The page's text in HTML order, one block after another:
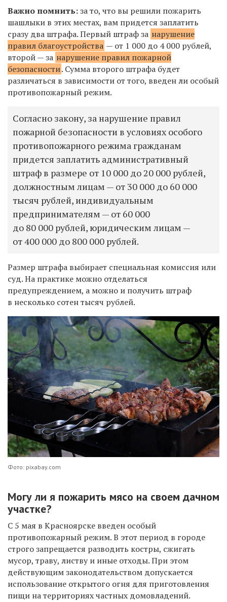
Важно помнить:за то, что вы решили пожарить
шашлыки в этих местах, вам придется заплатить
сразу два штрафа. Первый штраф за нарушение
правил благоустройства — от 1 000 до 4 000 рублей,
второй — за нарушение правил пожарной
безопасности. Сумма второго штрафа будет
различаться в зависимости от того, введен ли особый
противопожарный режим.
Согласно закону, за нарушение правил
пожарной безопасности в условиях особого
противопожарного режима гражданам
придется заплатить административный
штраф в размере от 10 000 до 20 000 рублей,
должностным лицам — от 30 000 до 60 000
тысяч рублей, индивидуальным
предпринимателям — от 60 000
до 80 000 рублей, юридическим лицам —
от 400 000 до 800 000 рублей.
Размер штрафа выбирает специальная комиссия или
суд. На практике можно отделаться
предупреждением, а можно и получить штраф
в несколько сотен тысяч рублей.
Фото: pixabay.com
Могу ли я пожарить мясо на своем дачном
участке?
С 5 мая в Красноярске введен особый
противопожарный режим. В этот период в городе
строго запрещается разводить костры, сжигать
мусор, траву, листву и иные отходы. При этом
действующим законодательством допускается
использование открытого огня для приготовления
пищи на территориях частных домовладений.